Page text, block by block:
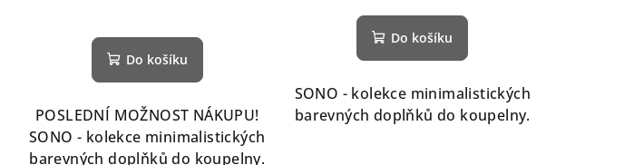
Do košíku
POSLEDNÍ MOŽNOST NÁKUPU!
SONO - kolekce minimalistických
barevných doplňků do koupelny.
Do košíku
SONO - kolekce minimalistických
barevných doplňků do koupelny.